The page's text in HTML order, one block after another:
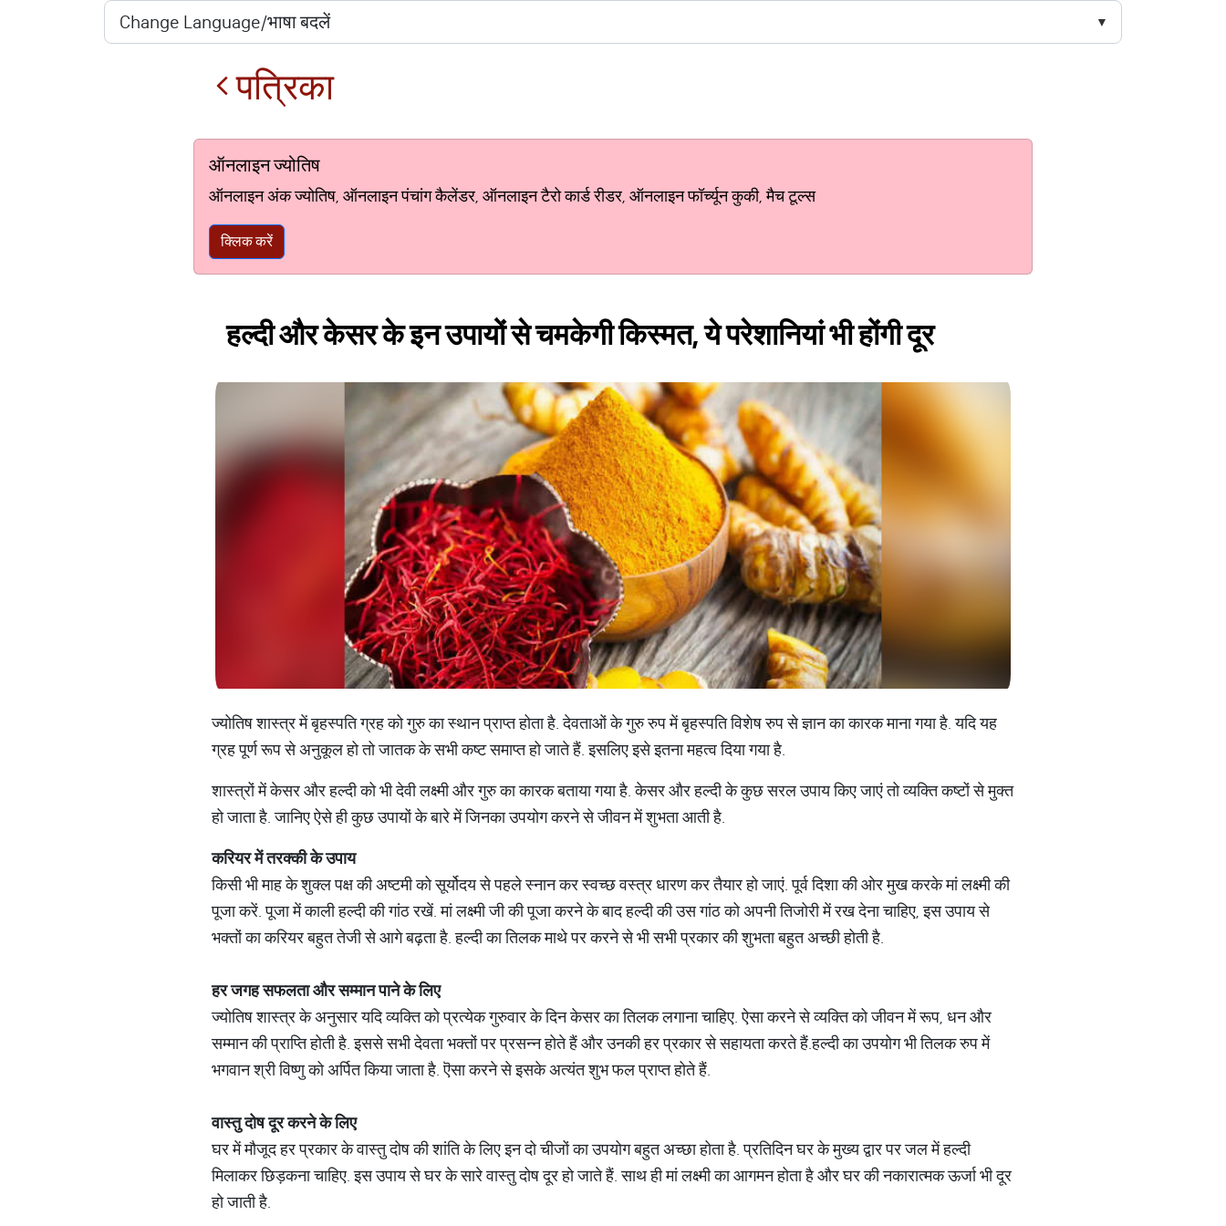
पत्रिका
ऑनलाइन ज्योतिष
ऑनलाइन अंक ज्योतिष, ऑनलाइन पंचांग कैलेंडर, ऑनलाइन टैरो कार्ड रीडर, ऑनलाइन फॉर्च्यून कुकी, मैच टूल्स
क्लिक करें
हल्दी और केसर के इन उपायों से चमकेगी किस्मत, ये परेशानियां भी होंगी दूर
ज्योतिष शास्त्र में बृहस्पति ग्रह को गुरु का स्थान प्राप्त होता है. देवताओं के गुरु रुप में बृहस्पति विशेष रुप से ज्ञान का कारक माना गया है. यदि यह
ग्रह पूर्ण रूप से अनुकूल हो तो जातक के सभी कष्ट समाप्त हो जाते हैं. इसलिए इसे इतना महत्व दिया गया है.
शास्त्रों में केसर और हल्दी को भी देवी लक्ष्मी और गुरु का कारक बताया गया है. केसर और हल्दी के कुछ सरल उपाय किए जाएं तो व्यक्ति कष्टों से मुक्त
हो जाता है. जानिए ऐसे ही कुछ उपायों के बारे में जिनका उपयोग करने से जीवन में शुभता आती है.
करियरमेंतरक्कीकेउपाय
किसी भी माह के शुक्ल पक्ष की अष्टमी को सूर्योदय से पहले स्नान कर स्वच्छ वस्त्र धारण कर तैयार हो जाएं. पूर्व दिशा की ओर मुख करके मां लक्ष्मी की
पूजा करें. पूजा में काली हल्दी की गांठ रखें. मां लक्ष्मी जी की पूजा करने के बाद हल्दी की उस गांठ को अपनी तिजोरी में रख देना चाहिए, इस उपाय से
भक्तों का करियर बहुत तेजी से आगे बढ़ता है. हल्दी का तिलक माथे पर करने से भी सभी प्रकार की शुभता बहुत अच्छी होती है.
हरजगहसफलताऔरसम्मानपानेकेलिए
ज्योतिष शास्त्र के अनुसार यदि व्यक्ति को प्रत्येक गुरुवार के दिन केसर का तिलक लगाना चाहिए. ऐसा करने से व्यक्ति को जीवन में रूप, धन और
सम्मान की प्राप्ति होती है. इससे सभी देवता भक्तों पर प्रसन्न होते हैं और उनकी हर प्रकार से सहायता करते हैं.हल्दी का उपयोग भी तिलक रुप में
भगवान श्री विष्णु को अर्पित किया जाता है. ऎसा करने से इसके अत्यंत शुभ फल प्राप्त होते हैं.
वास्तुदोषदूरकरनेकेलिए
घर में मौजूद हर प्रकार के वास्तु दोष की शांति के लिए इन दो चीजों का उपयोग बहुत अच्छा होता है. प्रतिदिन घर के मुख्य द्वार पर जल में हल्दी
मिलाकर छिड़कना चाहिए. इस उपाय से घर के सारे वास्तु दोष दूर हो जाते हैं. साथ ही मां लक्ष्मी का आगमन होता है और घर की नकारात्मक ऊर्जा भी दूर
हो जाती है.